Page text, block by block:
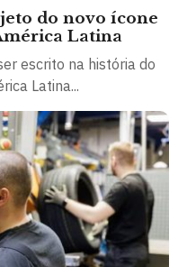
do novo ícone
Latina
escrito na história do
Latina...